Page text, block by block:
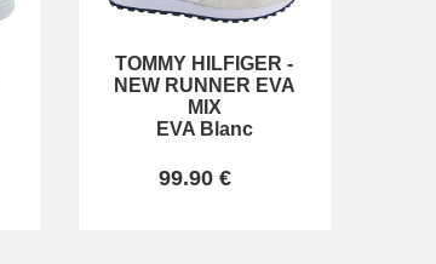
TOMMY HILFIGER -
NEW RUNNER EVA
MIX
EVA Blanc
99.90 €